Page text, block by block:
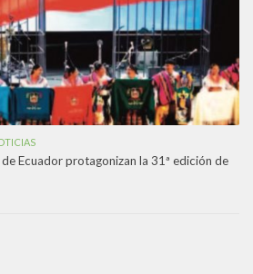
Ecuador protagonizan la 31ª edición de